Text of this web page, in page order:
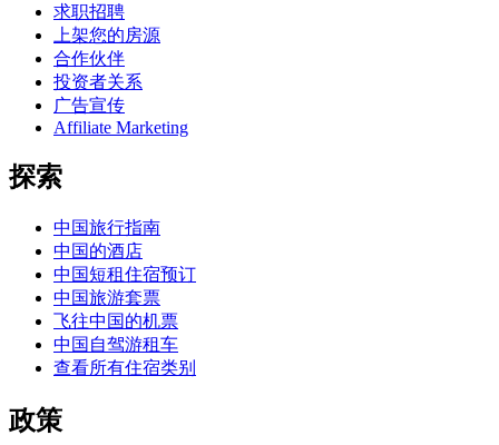
求职招聘
上架您的房源
合作伙伴
投资者关系
广告宣传
Affiliate Marketing
探索
中国旅行指南
中国的酒店
中国短租住宿预订
中国旅游套票
飞往中国的机票
中国自驾游租车
查看所有住宿类别
政策